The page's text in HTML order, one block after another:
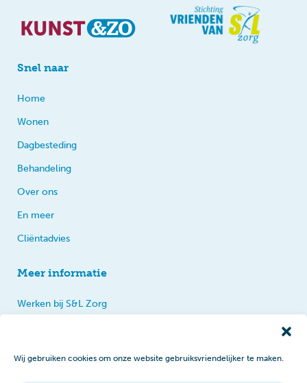
Wij gebruiken cookies om onze website gebruiksvriendelijker te maken.
Snel naar
Home
Wonen
Dagbesteding
Behandeling
Over ons
En meer
Cliëntadvies
Meer informatie
Werken bij S&L Zorg